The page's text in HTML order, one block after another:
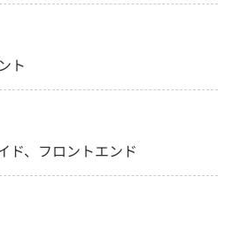
ト
ド、フロントエンド